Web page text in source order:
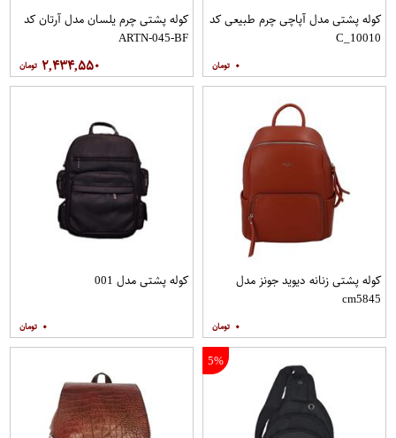
کوله پشتی مدل آپاچی چرم طبیعی کد
C_10010
۰
کوله پشتی چرم یلسان مدل آرتان کد
ARTN-045-BF
۲,۴۳۴,۵۵۰
کوله پشتی زنانه دیوید جونز مدل
cm5845
۰
کوله پشتی مدل 001
۰
5%